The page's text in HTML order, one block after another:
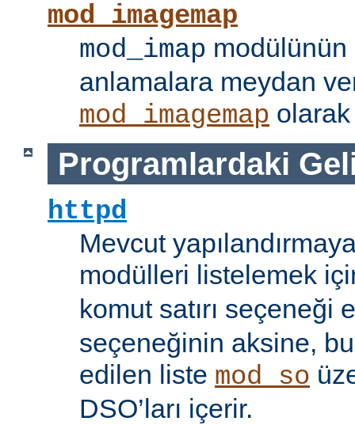
mod_imagemap
mod_imap modülünün
anlamalara meydan
mod_imagemap
Programlardaki
httpd
Mevcut
modülleri listelemek
komut satırı seçeneği
seçeneğinin aksine,
edilen liste mod_so
DSO’ları içerir.